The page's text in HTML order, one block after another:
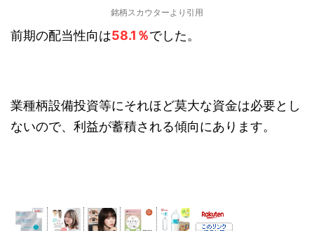
銘柄スカウターより引用
前期の配当性向は58.1％でした。
業種柄設備投資等にそれほど莫大な資金は必要とし
ないので、利益が蓄積される傾向にあります。